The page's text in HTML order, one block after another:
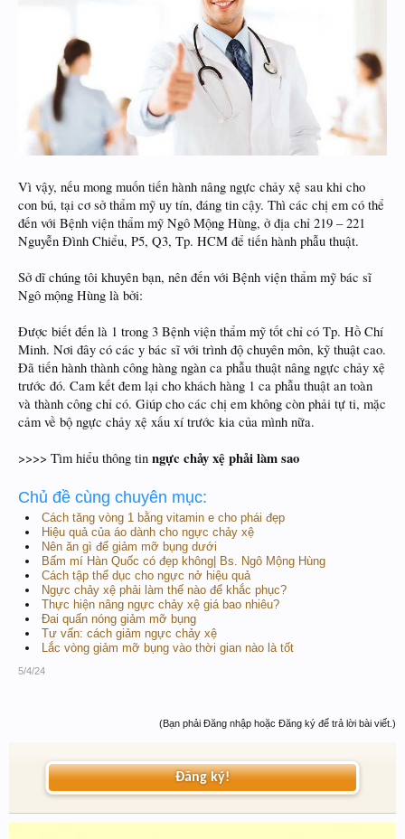
Vì vậy, nếu mong muốn tiến hành nâng ngực chảy xệ sau khi cho
con bú, tại cơ sở thẩm mỹ uy tín, đáng tin cậy. Thì các chị em có thể
đến với Bệnh viện thẩm mỹ Ngô Mộng Hùng, ở địa chỉ 219 – 221
Nguyễn Đình Chiểu, P5, Q3, Tp. HCM để tiến hành phẫu thuật.
Sở dĩ chúng tôi khuyên bạn, nên đến với Bệnh viện thẩm mỹ bác sĩ
Ngô mộng Hùng là bởi:
Được biết đến là 1 trong 3 Bệnh viện thẩm mỹ tốt chỉ có Tp. Hồ Chí
Minh. Nơi đây có các y bác sĩ với trình độ chuyên môn, kỹ thuật cao.
Đã tiến hành thành công hàng ngàn ca phẫu thuật nâng ngực chảy xệ
trước đó. Cam kết đem lại cho khách hàng 1 ca phẫu thuật an toàn
và thành công chỉ có. Giúp cho các chị em không còn phải tự ti, mặc
cảm về bộ ngực chảy xệ xấu xí trước kia của mình nữa.
>>>> Tìm hiểu thông tin ngực chảy xệ phải làm sao
Chủ đề cùng chuyên mục:
Cách tăng vòng 1 bằng vitamin e cho phái đẹp
Hiệu quả của áo dành cho ngực chảy xệ
Nên ăn gì để giảm mỡ bụng dưới
Bấm mí Hàn Quốc có đẹp không| Bs. Ngô Mộng Hùng
Cách tập thể dục cho ngực nở hiệu quả
Ngực chảy xệ phải làm thế nào để khắc phục?
Thực hiện nâng ngực chảy xệ giá bao nhiêu?
Đai quấn nóng giảm mỡ bụng
Tư vấn: cách giảm ngực chảy xệ
Lắc vòng giảm mỡ bụng vào thời gian nào là tốt
5/4/24
(Bạn phải Đăng nhập hoặc Đăng ký để trả lời bài viết.)
Đăng ký!